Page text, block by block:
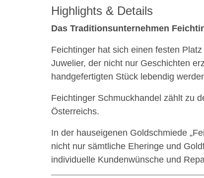
Highlights & Details
Das Traditionsunternehmen
Feichtinger hat sich einen festen
Juwelier, der nicht nur Geschichten
handgefertigten Stück lebendig
Feichtinger Schmuckhandel zählt zu
Österreichs.
In der hauseigenen Goldschmiede
nicht nur sämtliche Eheringe und
individuelle Kundenwünsche und